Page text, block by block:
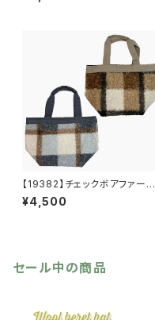
【19382】チェックボアファート
ート【送料無料】秋冬バッグ 新
作
¥4,500
セール中の商品